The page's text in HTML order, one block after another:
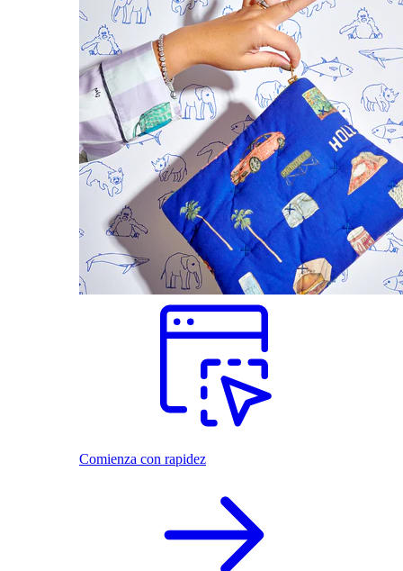
Comienza con rapidez